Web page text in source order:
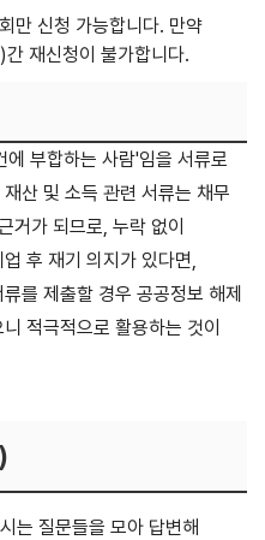
만 신청 가능합니다. 만약
재신청이 불가합니다.
부합하는 사람'임을 서류로
산 및 소득 관련 서류는 채무
거가 되므로, 누락 없이
후 재기 의지가 있다면,
를 제출할 경우 공공정보 해제
적극적으로 활용하는 것이
는 질문들을 모아 답변해